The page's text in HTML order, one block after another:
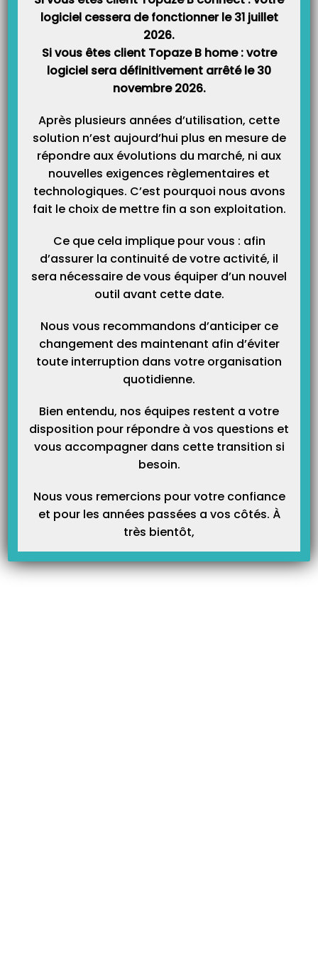
Cliquez sur le bouton « Hors Télétrans. »
Remarque : Si le bouton est grisé c’est que la facture est
« Marquée » (petite coche verte dans la colonne « M »)
Dans ce cas cliquez sur le bouton « Marquer/Démarquer » pour
enlever le marquage.
Article Précédent
Comment annuler une facture ?
Prochain Article
Comment utiliser le Pointage
Articles Liés
logiciel cessera de fonctionner le 31 juillet
2026.
Si vous êtes client Topaze B home : votre
logiciel sera définitivement arrêté le 30
novembre 2026.
Après plusieurs années d’utilisation, cette
solution n’est aujourd’hui plus en mesure de
répondre aux évolutions du marché, ni aux
nouvelles exigences règlementaires et
technologiques. C’est pourquoi nous avons
fait le choix de mettre fin a son exploitation.
Ce que cela implique pour vous : afin
d’assurer la continuité de votre activité, il
sera nécessaire de vous équiper d’un nouvel
outil avant cette date.
Nous vous recommandons d’anticiper ce
changement des maintenant afin d’éviter
toute interruption dans votre organisation
quotidienne.
Bien entendu, nos équipes restent a votre
disposition pour répondre à vos questions et
vous accompagner dans cette transition si
besoin.
Nous vous remercions pour votre confiance
et pour les années passées a vos côtés. À
très bientôt,